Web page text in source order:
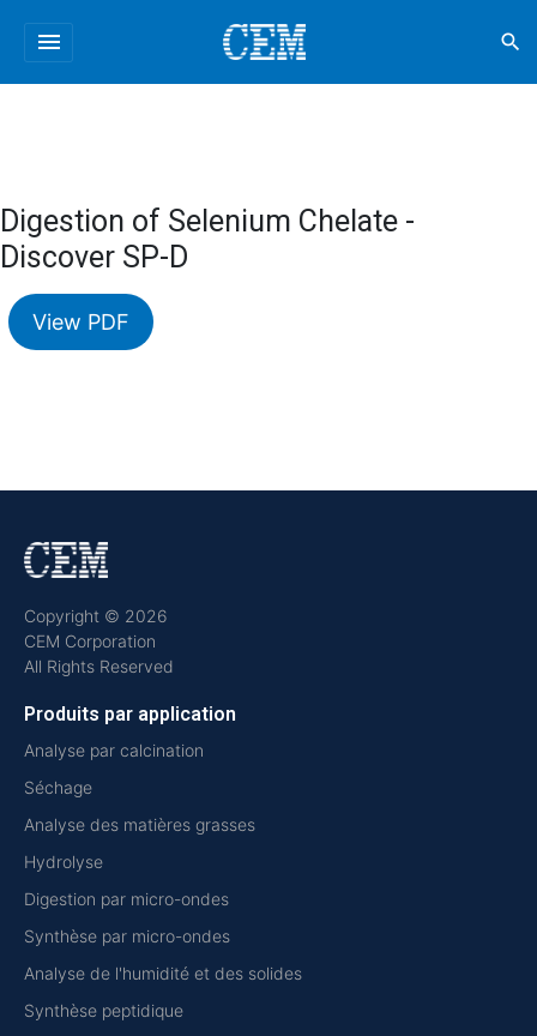
menu search
Digestion of Selenium Chelate -
Discover SP-D
View PDF
Copyright © 2026
CEM Corporation
All Rights Reserved
Produits par application
Analyse par calcination
Séchage
Analyse des matières grasses
Hydrolyse
Digestion par micro-ondes
Synthèse par micro-ondes
Analyse de l'humidité et des solides
Synthèse peptidique